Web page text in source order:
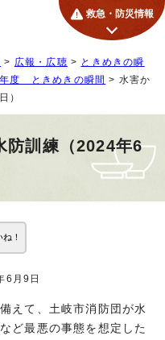
救急・防災情報
> 広報・広聴 > ときめきの瞬
度 ときめきの瞬間 > 水害か
）
防訓練（2024年6
ね！
月9日
えて、土岐市消防団が水
ど最悪の事態を想定した